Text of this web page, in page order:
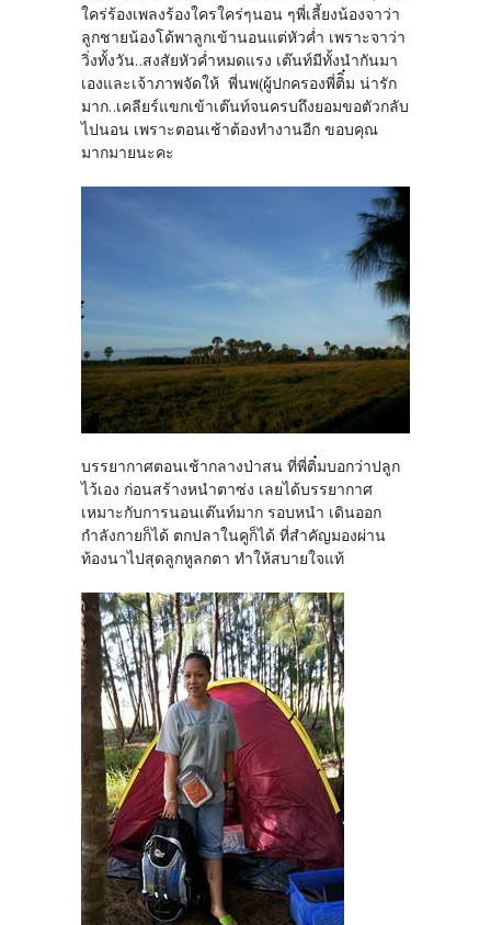
ใคร่ร้องเพลงร้องใครใคร่ๆนอน ๆพี่เลี้ยงน้องจาว่า
ลูกชายน้องโด้พาลูกเข้านอนแต่หัวค่ำ เพราะจาว่า
วิ่งทั้งวัน..สงสัยหัวค่ำหมดแรง เต๊นท์มีทั้งนำกันมา
เองและเจ้าภาพจัดให้ พี่นพ(ผู้ปกครองพี่ติิ๋ม น่ารัก
มาก..เคลียร์แขกเข้าเต๊นท์จนครบถึงยอมขอตัวกลับ
ไปนอน เพราะตอนเช้าต้องทำงานอีก ขอบคุณ
มากมายนะคะ
บรรยากาศตอนเช้ากลางป่าสน ที่พี่ติ๋มบอกว่าปลูก
ไว้เอง ก่อนสร้างหนำตาซ่ง เลยได้บรรยากาศ
เหมาะกับการนอนเต๊นท์มาก รอบหนำ เดินออก
กำลังกายก็ได้ ตกปลาในคูก็ได้ ที่สำคัญมองผ่าน
ท้องนาไปสุดลูกหูลกตา ทำให้สบายใจแท้